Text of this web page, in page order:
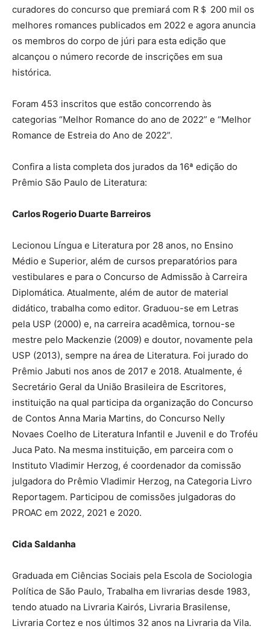
curadores do concurso que premiará com R＄ 200 mil os
melhores romances publicados em 2022 e agora anuncia
os membros do corpo de júri para esta edição que
alcançou o número recorde de inscrições em sua
histórica.
Foram 453 inscritos que estão concorrendo às
categorias “Melhor Romance do ano de 2022” e “Melhor
Romance de Estreia do Ano de 2022”.
Confira a lista completa dos jurados da 16ª edição do
Prêmio São Paulo de Literatura:
Carlos Rogerio Duarte Barreiros
Lecionou Língua e Literatura por 28 anos, no Ensino
Médio e Superior, além de cursos preparatórios para
vestibulares e para o Concurso de Admissão à Carreira
Diplomática. Atualmente, além de autor de material
didático, trabalha como editor. Graduou-se em Letras
pela USP (2000) e, na carreira acadêmica, tornou-se
mestre pelo Mackenzie (2009) e doutor, novamente pela
USP (2013), sempre na área de Literatura. Foi jurado do
Prêmio Jabuti nos anos de 2017 e 2018. Atualmente, é
Secretário Geral da União Brasileira de Escritores,
instituição na qual participa da organização do Concurso
de Contos Anna Maria Martins, do Concurso Nelly
Novaes Coelho de Literatura Infantil e Juvenil e do Troféu
Juca Pato. Na mesma instituição, em parceira com o
Instituto Vladimir Herzog, é coordenador da comissão
julgadora do Prêmio Vladimir Herzog, na Categoria Livro
Reportagem. Participou de comissões julgadoras do
PROAC em 2022, 2021 e 2020.
Cida Saldanha
Graduada em Ciências Sociais pela Escola de Sociologia
Política de São Paulo, Trabalha em livrarias desde 1983,
tendo atuado na Livraria Kairós, Livraria Brasilense,
Livraria Cortez e nos últimos 32 anos na Livraria da Vila.